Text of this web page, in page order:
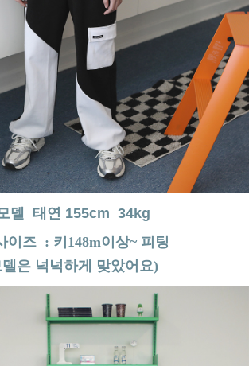
델 태연 155cm 34kg
이즈 : 키148m이상~ 피팅
은 넉넉하게 맞았어요)